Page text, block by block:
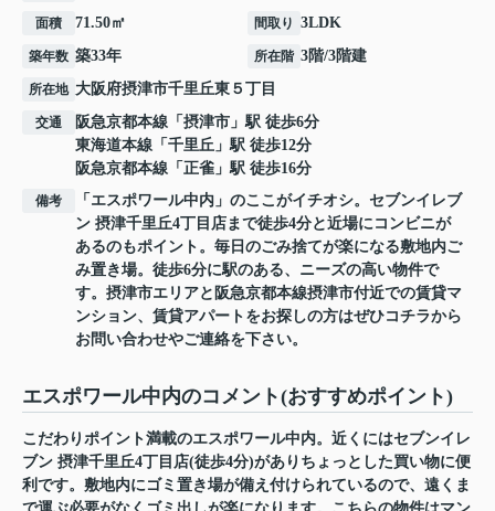
面積 71.50㎡ 間取り 3LDK
築年数 築33年 所在階 3階/3階建
所在地 大阪府摂津市千里丘東 ５丁目
交通 阪急京都本線 「 摂津市 」駅 徒歩6分
東海道本線 「 千里丘 」駅 徒歩12分
阪急京都本線 「 正雀 」駅 徒歩16分
備考
「エスポワール中内」のここがイチオシ。セブンイレブ
ン 摂津千里丘4丁目店まで徒歩4分と近場にコンビニが
あるのもポイント。毎日のごみ捨てが楽になる敷地内ご
み置き場。徒歩6分に駅のある、ニーズの高い物件で
す。摂津市エリアと阪急京都本線摂津市付近での賃貸マ
ンション、賃貸アパートをお探しの方はぜひコチラから
お問い合わせやご連絡を下さい。
エスポワール中内のコメント(おすすめポイント)
こだわりポイント満載のエスポワール中内。近くにはセブンイレ
ブン 摂津千里丘4丁目店(徒歩4分)がありちょっとした買い物に便
利です。敷地内にゴミ置き場が備え付けられているので、遠くま